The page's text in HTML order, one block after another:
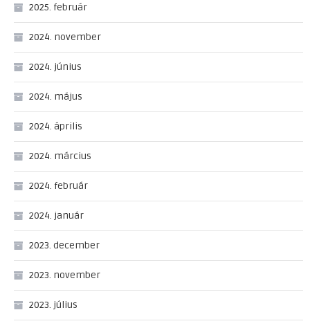
2025. február
2024. november
2024. június
2024. május
2024. április
2024. március
2024. február
2024. január
2023. december
2023. november
2023. július